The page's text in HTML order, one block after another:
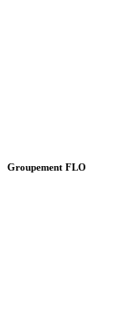
Groupement FLO